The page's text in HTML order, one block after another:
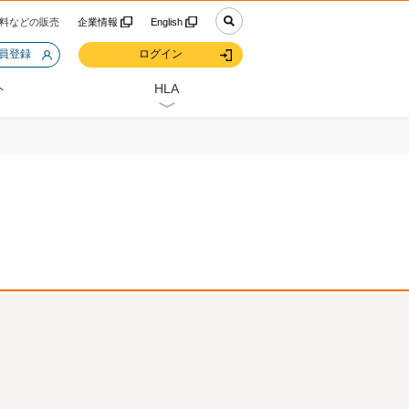
などの販売 企業情報 English
登録 ログイン
HLA